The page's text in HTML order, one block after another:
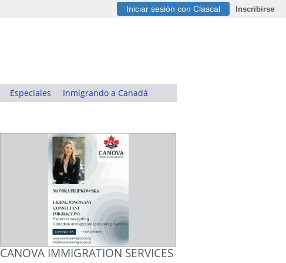
Iniciar sesión con Clascal Inscribirse
Especiales Inmigrando a Canadá
CANOVA IMMIGRATION SERVICES